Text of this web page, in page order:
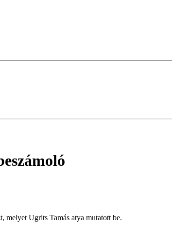
melyet Ugrits Tamás atya mutatott be.